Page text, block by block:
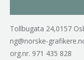
Tollbugata 24,0157
ng@norske-
org.nr. 971 435 828